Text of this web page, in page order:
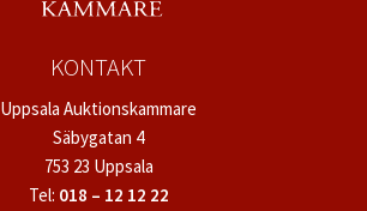
KONTAKT
Uppsala Auktionskammare
Säbygatan 4
753 23 Uppsala
Tel: 018 – 12 12 22